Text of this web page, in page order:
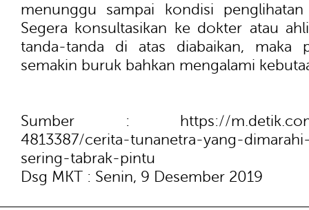
menunggu sampai kondisi
Segera konsultasikan ke dokter atau
tanda-tanda di atas diabaikan, maka
semakin buruk bahkan mengalami
Sumber : https://m.detik.com/
4813387/cerita-tunanetra-yang-
sering-tabrak-pintu
Dsg MKT : Senin, 9 Desember 2019